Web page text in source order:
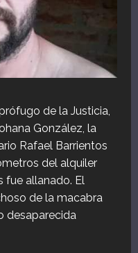
de la Justicia,
González, la
Rafael Barrientos
del alquiler
fue allanado. El
de la macabra
desaparecida